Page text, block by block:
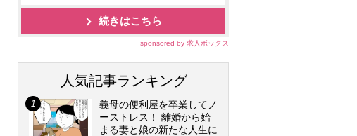
続きはこちら
sponsored by 求人ボックス
人気記事ランキング
義母の便利屋を卒業してノ
ーストレス！ 離婚から始
まる妻と娘の新たな人生に